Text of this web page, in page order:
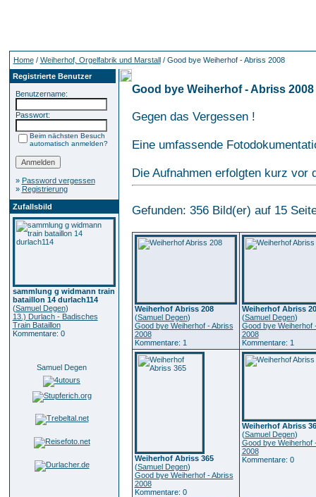
Home/ Weiherhof, Orgelfabrik und Marstall/ Good bye Weiherhof - Abriss 2008
Registrierte Benutzer
Benutzername:
Passwort:
Beim nächsten Besuch
automatisch anmelden?
» Password vergessen
» Registrierung
Zufallsbild
sammlung g widmann train
bataillon 14 durlach114
(Samuel Degen)
13.) Durlach - Badisches
Train Bataillon
Kommentare: 0
Samuel Degen
Good bye Weiherhof - Abriss 2008
Gegen das Vergessen !
Eine umfassende
Die Aufnahmen erfolgten kurz vor
Gefunden: 356 Bild(er) auf 15
Weiherhof Abriss 208
(Samuel Degen)
Good bye Weiherhof - Abriss
2008
Kommentare: 1
Weiherhof Abriss
(Samuel Degen)
Good bye Weiherhof
2008
Kommentare: 1
Weiherhof Abriss 365
(Samuel Degen)
Good bye Weiherhof - Abriss
2008
Kommentare: 0
Weiherhof Abriss
(Samuel Degen)
Good bye Weiherhof
2008
Kommentare: 0